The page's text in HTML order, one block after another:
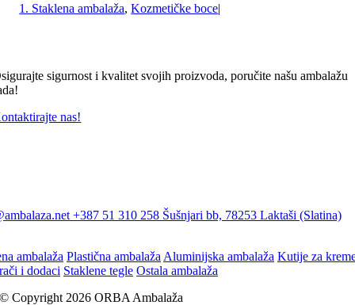
1. Staklena ambalaža,Kozmetičke boce|
sigurnost i kvalitet svojih proizvoda, poručite našu ambalažu
nas!
+387 51 310 258 Šušnjari bb, 78253 Laktaši (Slatina)
ambalaža Plastična ambalaža Aluminijska ambalaža Kutije za
i dodaci Staklene tegle Ostala ambalaža
© Copyright 2026 ORBA Ambalaža